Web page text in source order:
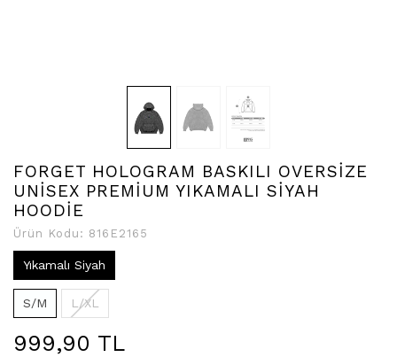
FORGET HOLOGRAM BASKILI OVERSİZE
UNİSEX PREMİUM YIKAMALI SİYAH
HOODİE
Ürün Kodu: 816E2165
Yıkamalı Siyah
S/M L/XL
999,90 TL